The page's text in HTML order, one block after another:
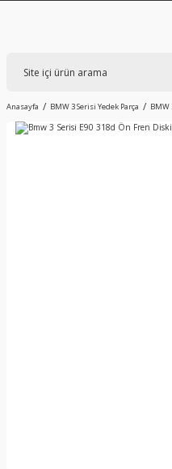
Anasayfa BMW 3 Serisi Yedek Parça BMW